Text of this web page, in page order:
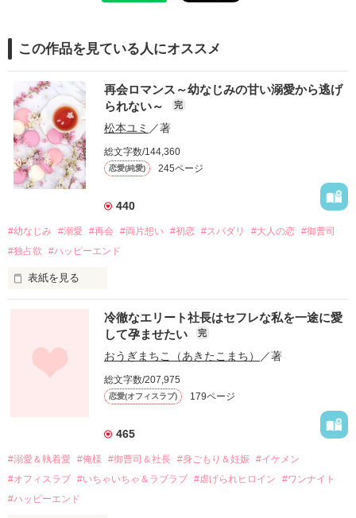
この作品を見ている人にオススメ
再会ロマンス～幼なじみの甘い溺愛から逃げ
られない～
完
松本ユミ ／著
総文字数/144,360
恋愛(純愛) 245ページ
440
#幼なじみ #溺愛 #再会 #両片想い #初恋 #スパダリ #大人の恋 #御曹司
#独占欲
#ハッピーエンド
表紙を見る
幼なじみの哲平に淡い恋心を抱いていた美桜。
しかし、ある出来事をきっかけに二人の関係は壊れてしまう。
関係修復もできないまま、美桜は両親の離婚によって
引っ越すことになり、哲平とも離れ離れになった。
それから約十二年後。
過去の傷から、二度と会いたくないと思っていた哲平に
運命のような再会を果たす。
酔った勢いで一夜を共にしてしまった。
冷徹なエリート社長はセフレな私を一途に愛
して孕ませたい
完
おうぎまちこ（あきたこまち） ／著
総文字数/207,975
恋愛(オフィスラブ) 179ページ
465
#溺愛＆執着愛 #俺様 #御曹司＆社長 #身ごもり＆妊娠 #イケメン
#オフィスラブ #いちゃいちゃ＆ラブラブ #虐げられヒロイン
#ワンナイト
#ハッピーエンド